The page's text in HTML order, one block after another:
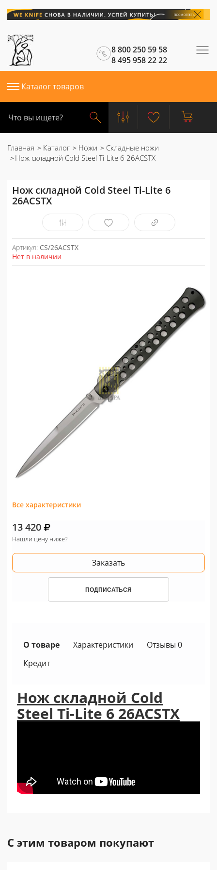
8 800 250 59 58
8 495 958 22 22
Каталог товаров
Главная Каталог Ножи
Складные ножи
Нож складной Cold Steel Ti-Lite 6 26ACSTX
Нож складной Cold Steel Ti-Lite 6
26ACSTX
Артикул: CS/26ACSTX
Нет в наличии
Все характеристики
13 420
Нашли цену ниже?
Заказать
ПОДПИСАТЬСЯ
О товаре Характеристики
Отзывы 0
Кредит
Нож складной Cold
Steel Ti-Lite 6 26ACSTX
С этим товаром покупают